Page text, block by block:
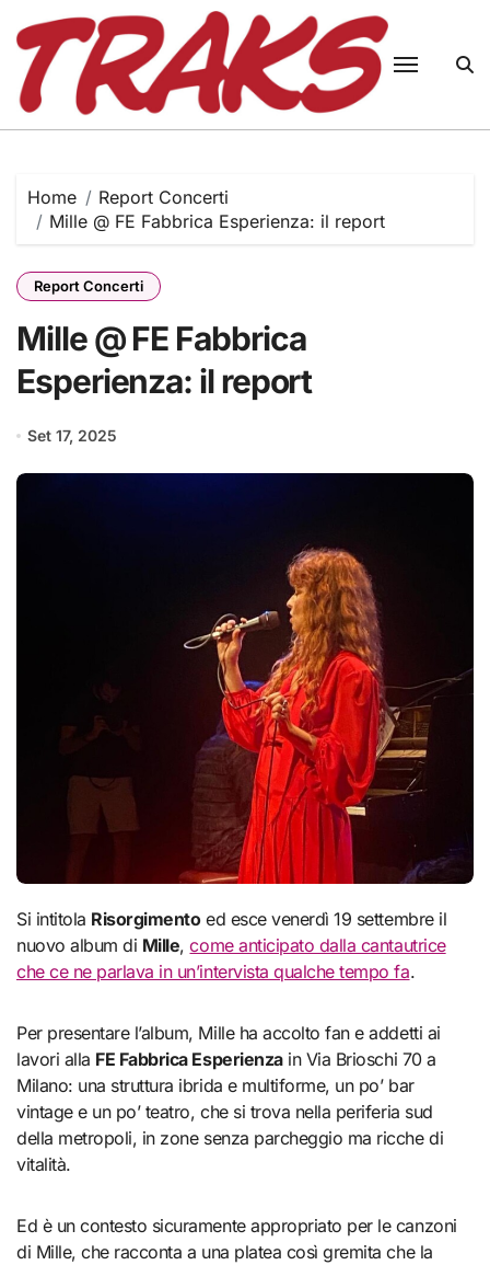
content
Home
Report Concerti
Mille @ FE Fabbrica Esperienza: il report
Report Concerti
Mille @ FE Fabbrica
Esperienza: il report
Set 17, 2025
Si intitola Risorgimentoed esce venerdì 19 settembre il
nuovo album di Mille,come anticipato dalla cantautrice
che ce ne parlava in un’intervista qualche tempo fa.
Per presentare l’album, Mille ha accolto fan e addetti ai
lavori alla FE Fabbrica Esperienzain Via Brioschi 70 a
Milano: una struttura ibrida e multiforme, un po’ bar
vintage e un po’ teatro, che si trova nella periferia sud
della metropoli, in zone senza parcheggio ma ricche di
vitalità.
Ed è un contesto sicuramente appropriato per le canzoni
di Mille, che racconta a una platea così gremita che la